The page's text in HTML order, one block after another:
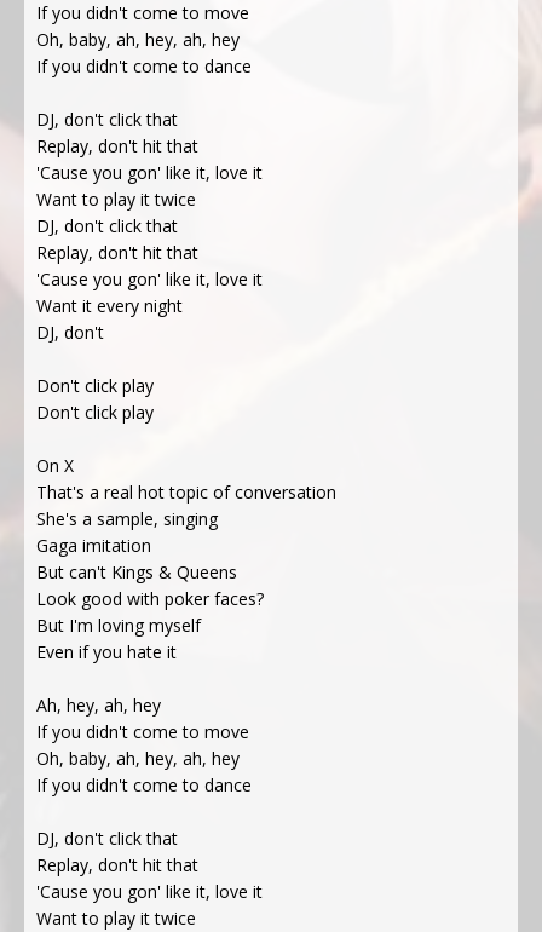
If you didn't come to move
Oh, baby, ah, hey, ah, hey
If you didn't come to dance
DJ, don't click that
Replay, don't hit that
'Cause you gon' like it, love it
Want to play it twice
DJ, don't click that
Replay, don't hit that
'Cause you gon' like it, love it
Want it every night
DJ, don't
Don't click play
Don't click play
On X
That's a real hot topic of conversation
She's a sample, singing
Gaga imitation
But can't Kings & Queens
Look good with poker faces?
But I'm loving myself
Even if you hate it
Ah, hey, ah, hey
If you didn't come to move
Oh, baby, ah, hey, ah, hey
If you didn't come to dance
DJ, don't click that
Replay, don't hit that
'Cause you gon' like it, love it
Want to play it twice